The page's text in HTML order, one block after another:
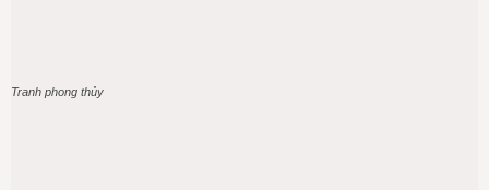
Tranh phong thủy